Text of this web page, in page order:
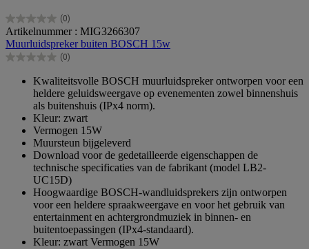
(0)
0.0
van
de
5
Artikelnummer : MIG3266307
Muurluidspreker buiten BOSCH 15w
(0)
0.0
sterren.
Kwaliteitsvolle BOSCH muurluidspreker ontworpen voor een
heldere geluidsweergave op evenementen zowel binnenshuis
als buitenshuis (IPx4 norm).
Kleur: zwart
Vermogen 15W
Muursteun bijgeleverd
Download voor de gedetailleerde eigenschappen de
technische specificaties van de fabrikant (model LB2-
UC15D)
Hoogwaardige BOSCH-wandluidsprekers zijn ontworpen
voor een heldere spraakweergave en voor het gebruik van
entertainment en achtergrondmuziek in binnen- en
buitentoepassingen (IPx4-standaard).
Kleur: zwart Vermogen 15W